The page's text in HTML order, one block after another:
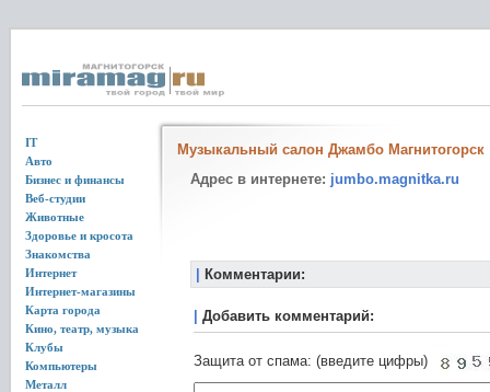
IT
Авто
Бизнес и финансы
Веб-студии
Животные
Здоровье и кросота
Знакомства
Интернет
Интернет-магазины
Карта города
Кино, театр, музыка
Клубы
Компьютеры
Металл
Музыкальный салон Джамбо Магнитогорск
Адрес в интернете: jumbo.magnitka.ru
Комментарии:
Добавить комментарий:
Защита от спама: (введите цифры)